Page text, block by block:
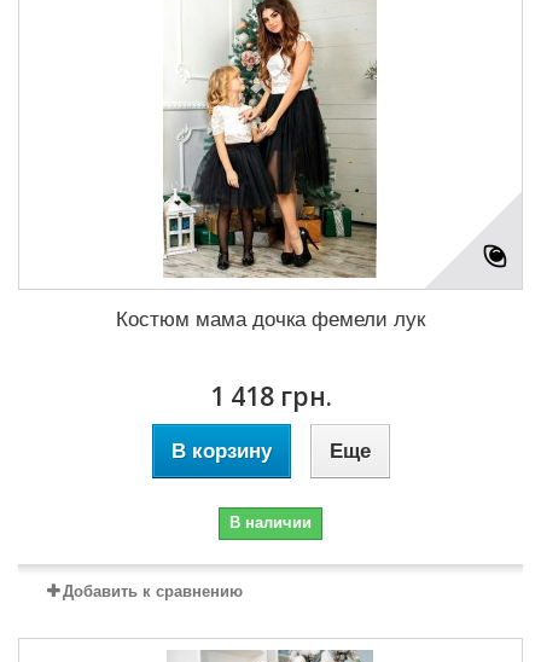
Костюм мама дочка фемели лук
1 418 грн.
В корзину Еще
В наличии
Добавить к сравнению